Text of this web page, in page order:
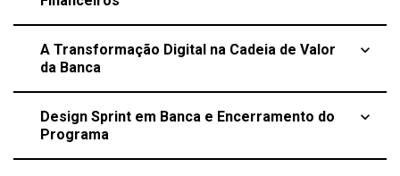
keyboard_arrow_up
A Transformação Digital na Cadeia de Valor
da Banca
keyboard_arrow_up
Design Sprint em Banca e Encerramento do
Programa